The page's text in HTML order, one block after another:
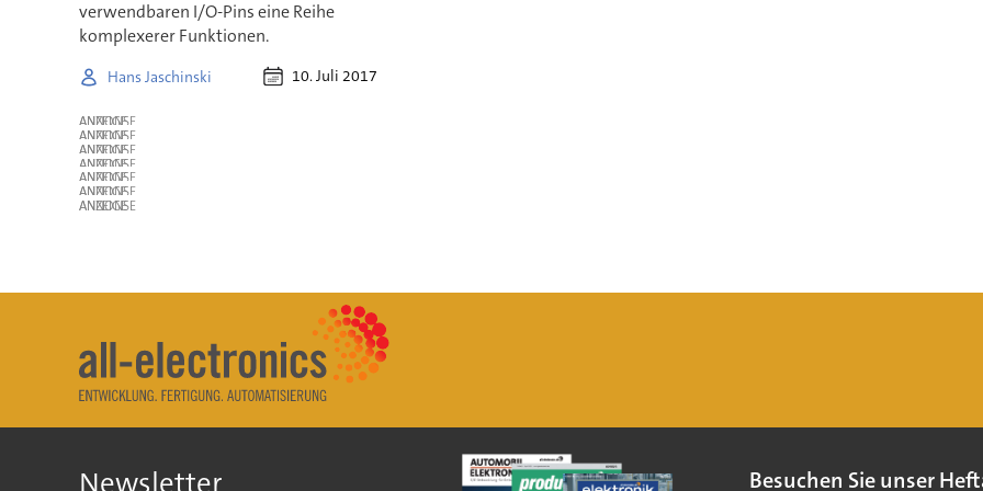
verwendbaren I/O-Pins eine Reihe
komplexerer Funktionen.
Hans Jaschinski 10. Juli 2017
ANZEIGE
ANZEIGE
ANZEIGE
ANZEIGE
ANZEIGE
ANZEIGE
ANZEIGE
Besuchen Sie unser